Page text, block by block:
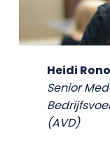
Heidi
Senior
(AVD)